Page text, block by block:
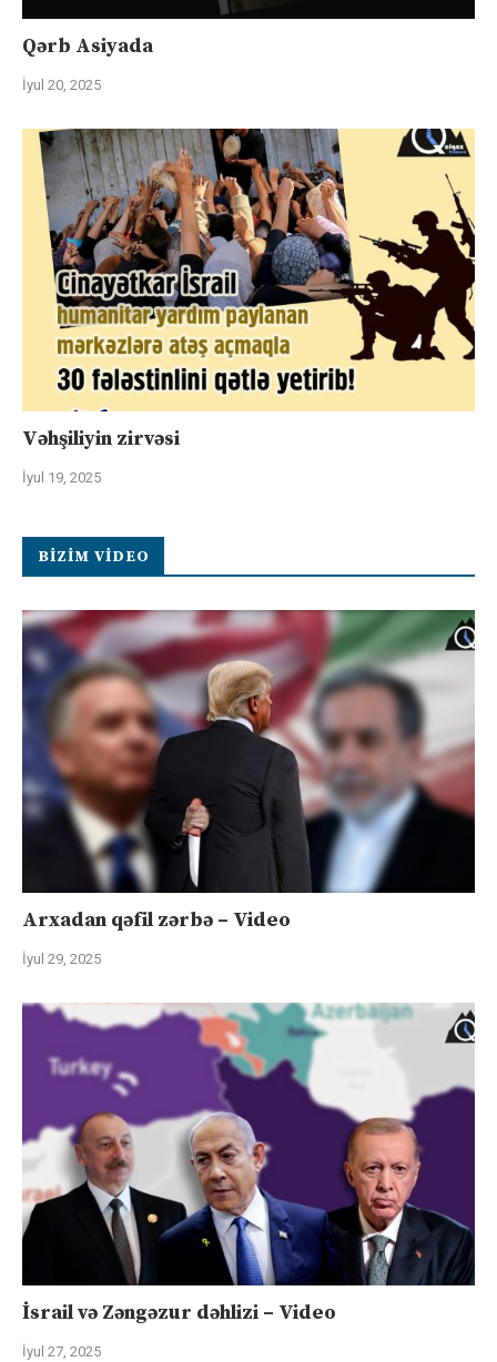
Qərb Asiyada
İyul 20, 2025
Vəhşiliyin zirvəsi
İyul 19, 2025
BIZIM VIDEO
Arxadan qəfil zərbə – Video
İyul 29, 2025
İsrail və Zəngəzur dəhlizi – Video
İyul 27, 2025